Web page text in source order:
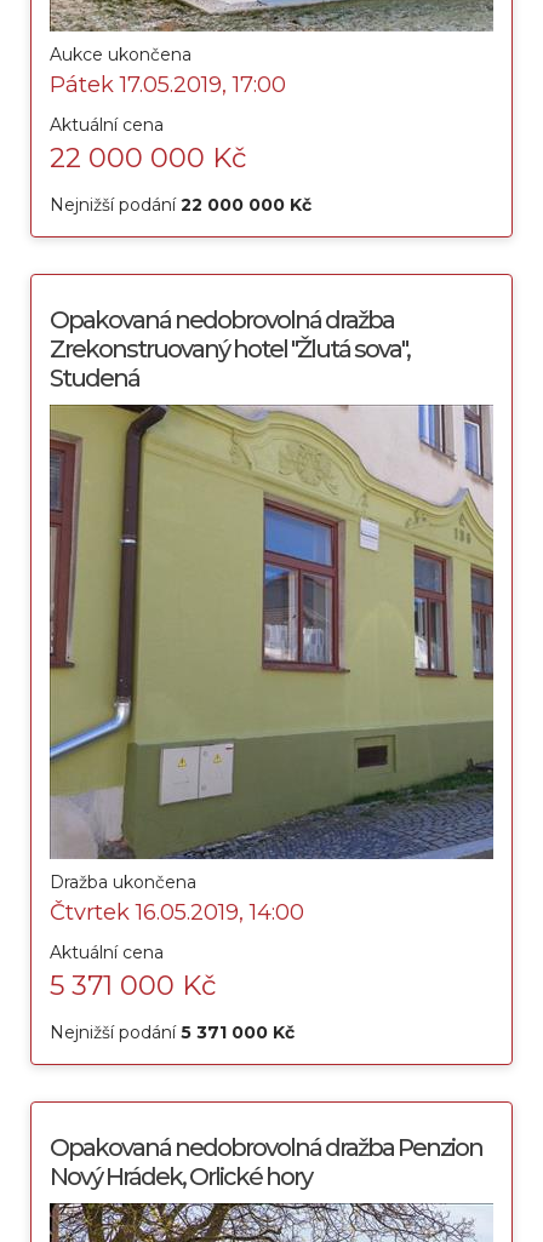
Aukce ukončena
Pátek 17.05.2019, 17:00
Aktuální cena
22 000 000 Kč
Nejnižší podání22 000 000 Kč
Opakovaná nedobrovolná dražba
Zrekonstruovaný hotel "Žlutá sova",
Studená
Dražba ukončena
Čtvrtek 16.05.2019, 14:00
Aktuální cena
5 371 000 Kč
Nejnižší podání5 371 000 Kč
Opakovaná nedobrovolná dražba Penzion
Nový Hrádek, Orlické hory